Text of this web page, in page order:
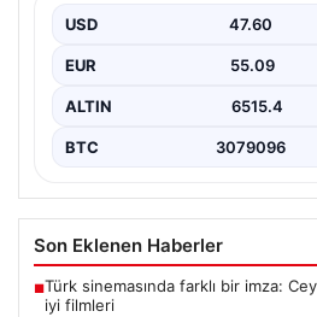
USD 47.60
EUR 55.09
ALTIN 6515.4
BTC 3079096
Son Eklenen Haberler
■Türk sinemasında farklı bir imza:
iyi filmleri